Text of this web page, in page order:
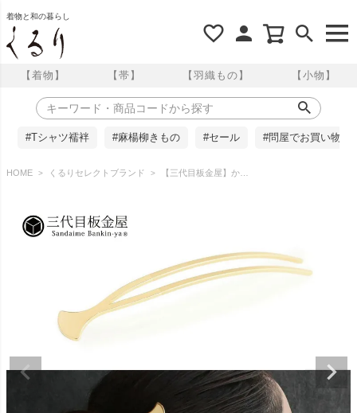
着物と和の暮らし
【着物】 【帯】 【羽織もの】 【小物】
#Tシャツ襦袢 #麻楊柳きもの #セール #問屋でお買い物
HOME くるりセレクトブランド 【三代目板金屋】かんざし / 〈小粋〉Petit Hira gold